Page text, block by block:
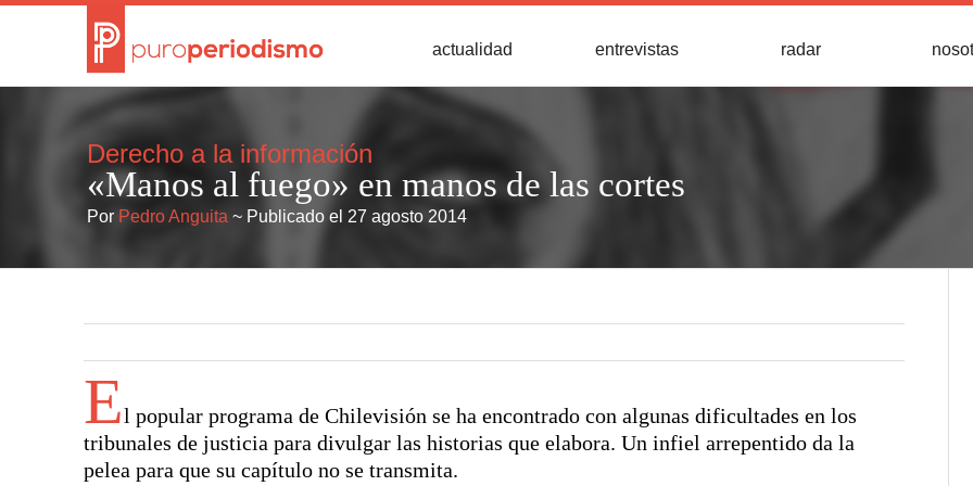
actualidad entrevistas radar
Derecho a la información
«Manos al fuego» en manos de las cortes
Por Pedro Anguita ~ Publicado el 27 agosto 2014
El popular programa de Chilevisión se ha encontrado con algunas dificultades en los
tribunales de justicia para divulgar las historias que elabora. Un infiel arrepentido da la
pelea para que su capítulo no se transmita.